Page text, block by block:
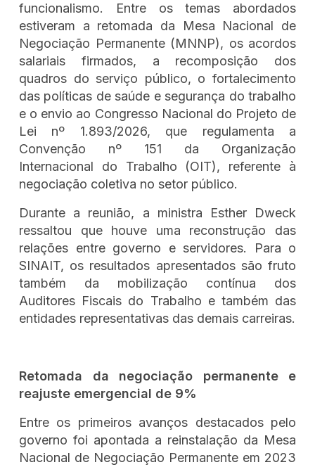
funcionalismo. Entre os temas abordados
estiveram a retomada da Mesa Nacional de
Negociação Permanente (MNNP), os acordos
salariais firmados, a recomposição dos
quadros do serviço público, o fortalecimento
das políticas de saúde e segurança do trabalho
e o envio ao Congresso Nacional do Projeto de
Lei nº 1.893/2026, que regulamenta a
Convenção nº 151 da Organização
Internacional do Trabalho (OIT), referente à
negociação coletiva no setor público.
Durante a reunião, a ministra Esther Dweck
ressaltou que houve uma reconstrução das
relações entre governo e servidores. Para o
SINAIT, os resultados apresentados são fruto
também da mobilização contínua dos
Auditores Fiscais do Trabalho e também das
entidades representativas das demais carreiras.
Retomada da negociação permanente e
reajuste emergencial de 9%
Entre os primeiros avanços destacados pelo
governo foi apontada a reinstalação da Mesa
Nacional de Negociação Permanente em 2023